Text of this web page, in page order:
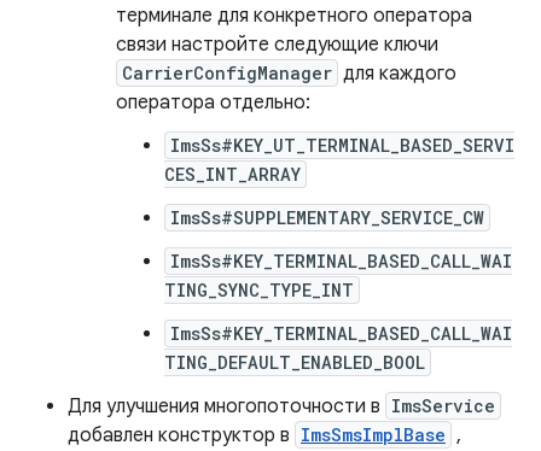
терминале для конкретного оператора
связи настройте следующие ключи
CarrierConfigManager для каждого
оператора отдельно:
ImsSs#KEY_UT_TERMINAL_BASED_SERVI
CES_INT_ARRAY
ImsSs#SUPPLEMENTARY_SERVICE_CW
ImsSs#KEY_TERMINAL_BASED_CALL_WAI
TING_SYNC_TYPE_INT
ImsSs#KEY_TERMINAL_BASED_CALL_WAI
TING_DEFAULT_ENABLED_BOOL
Для улучшения многопоточности в ImsService
добавлен конструктор в ImsSmsImplBase ,